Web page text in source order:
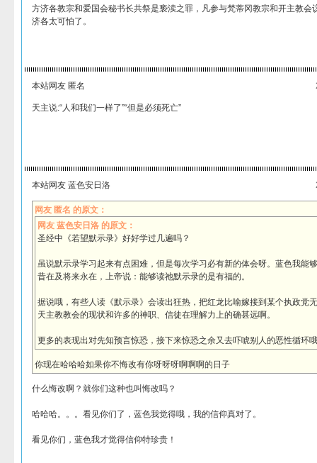
方济各教宗和爱国会秘书长共祭是亵渎之罪，凡参与梵蒂冈教宗和开主教会
济各太可怕了。
本站网友 匿名
天主说:“人和我们一样了”“但是必须死亡”
本站网友 蓝色安日洛
网友 匿名 的原文：
网友 蓝色安日洛 的原文：
圣经中《若望默示录》好好学过几遍吗？
虽说默示录学习起来有点困难，但是每次学习必有新的体会呀。蓝色我能
昔在及将来永在，上帝说：能够读祂默示录的是有福的。
据说哦，有些人读《默示录》会读出狂热，把红龙比喻嫁接到某个执政党
天主教教会的现状和许多的神职、信徒在理解力上的确甚远啊。
更多的表现出对先知预言惊恐，接下来惊恐之余又去吓唬别人的恶性循环
你现在哈哈哈如果你不悔改有你呀呀呀啊啊啊的日子
什么悔改啊？就你们这种也叫悔改吗？
哈哈哈。。。看见你们了，蓝色我觉得哦，我的信仰真对了。
看见你们，蓝色我才觉得信仰特珍贵！